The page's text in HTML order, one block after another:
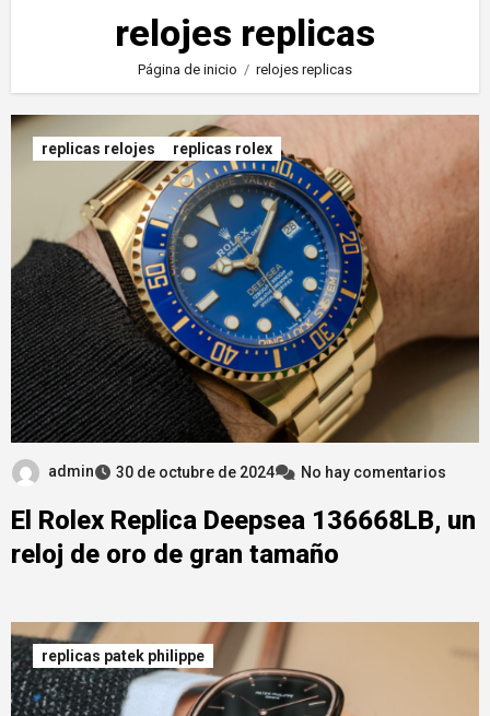
relojes replicas
Página de inicio relojes replicas
replicas relojes replicas rolex
admin 30 de octubre de 2024 No hay comentarios
El Rolex Replica Deepsea 136668LB, un
reloj de oro de gran tamaño
replicas patek philippe